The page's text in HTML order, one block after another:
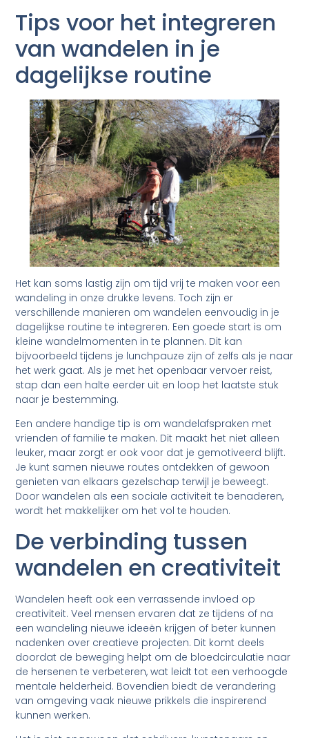
Tips voor het integreren
van wandelen in je
dagelijkse routine
Het kan soms lastig zijn om tijd vrij te maken voor een
wandeling in onze drukke levens. Toch zijn er
verschillende manieren om wandelen eenvoudig in je
dagelijkse routine te integreren. Een goede start is om
kleine wandelmomenten in te plannen. Dit kan
bijvoorbeeld tijdens je lunchpauze zijn of zelfs als je naar
het werk gaat. Als je met het openbaar vervoer reist,
stap dan een halte eerder uit en loop het laatste stuk
naar je bestemming.
Een andere handige tip is om wandelafspraken met
vrienden of familie te maken. Dit maakt het niet alleen
leuker, maar zorgt er ook voor dat je gemotiveerd blijft.
Je kunt samen nieuwe routes ontdekken of gewoon
genieten van elkaars gezelschap terwijl je beweegt.
Door wandelen als een sociale activiteit te benaderen,
wordt het makkelijker om het vol te houden.
De verbinding tussen
wandelen en creativiteit
Wandelen heeft ook een verrassende invloed op
creativiteit. Veel mensen ervaren dat ze tijdens of na
een wandeling nieuwe ideeën krijgen of beter kunnen
nadenken over creatieve projecten. Dit komt deels
doordat de beweging helpt om de bloedcirculatie naar
de hersenen te verbeteren, wat leidt tot een verhoogde
mentale helderheid. Bovendien biedt de verandering
van omgeving vaak nieuwe prikkels die inspirerend
kunnen werken.